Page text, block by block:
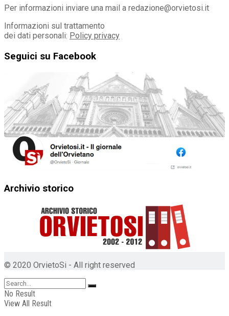
Per informazioni inviare una mail a redazione@orvietosi.it
Informazioni sul trattamento
dei dati personali: Policy privacy
Seguici su Facebook
Archivio storico
© 2020 OrvietoSi - All right reserved
No Result
View All Result